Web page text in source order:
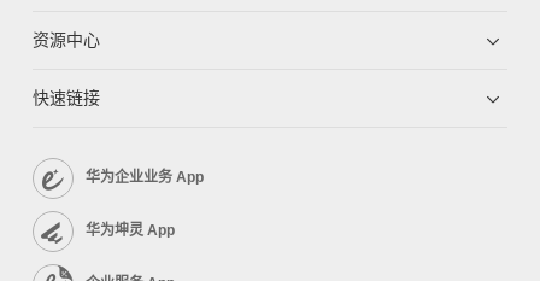
资源中心
快速链接
华为企业业务 App
华为坤灵 App